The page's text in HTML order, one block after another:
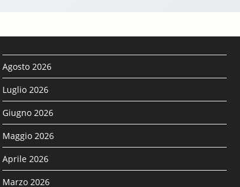
Agosto 2026
Luglio 2026
Giugno 2026
Maggio 2026
Aprile 2026
Marzo 2026